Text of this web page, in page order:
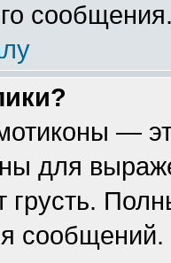
—
для
грусть.
сообщений.